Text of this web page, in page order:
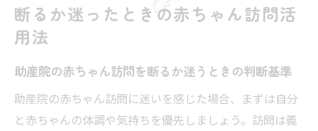
断るか迷ったときの赤ちゃん訪問活
用法
助産院の赤ちゃん訪問を断るか迷うときの判断基準
助産院の赤ちゃん訪問に迷いを感じた場合、まずは自分
と赤ちゃんの体調や気持ちを優先しましょう。訪問は義